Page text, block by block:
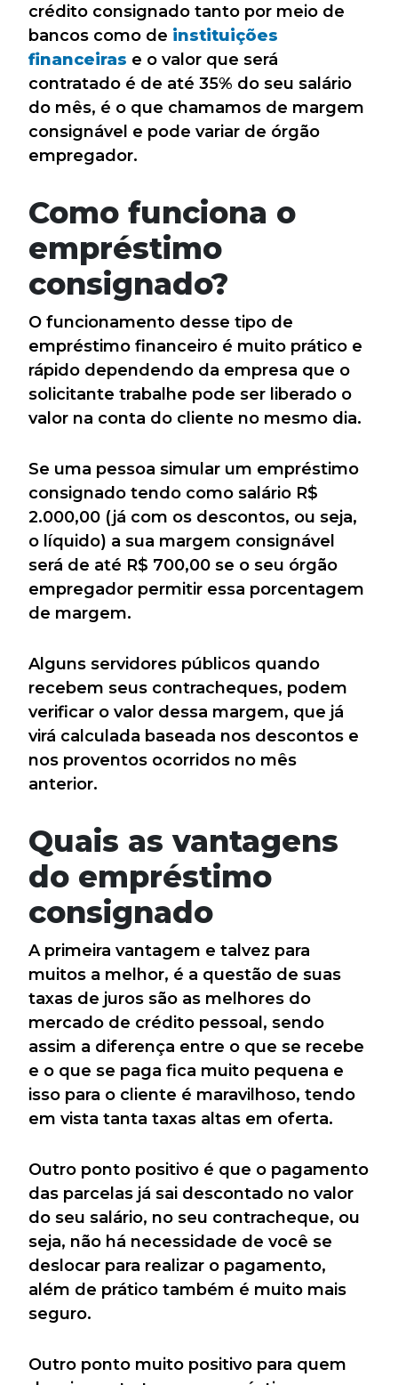
crédito consignado tanto por meio de
bancos como de instituições
financeiras e o valor que será
contratado é de até 35% do seu salário
do mês, é o que chamamos de margem
consignável e pode variar de órgão
empregador.
Como funciona o
empréstimo
consignado?
O funcionamento desse tipo de
empréstimo financeiro é muito prático e
rápido dependendo da empresa que o
solicitante trabalhe pode ser liberado o
valor na conta do cliente no mesmo dia.
Se uma pessoa simular um empréstimo
consignado tendo como salário R$
2.000,00 (já com os descontos, ou seja,
o líquido) a sua margem consignável
será de até R$ 700,00 se o seu órgão
empregador permitir essa porcentagem
de margem.
Alguns servidores públicos quando
recebem seus contracheques, podem
verificar o valor dessa margem, que já
virá calculada baseada nos descontos e
nos proventos ocorridos no mês
anterior.
Quais as vantagens
do empréstimo
consignado
A primeira vantagem e talvez para
muitos a melhor, é a questão de suas
taxas de juros são as melhores do
mercado de crédito pessoal, sendo
assim a diferença entre o que se recebe
e o que se paga fica muito pequena e
isso para o cliente é maravilhoso, tendo
em vista tanta taxas altas em oferta.
Outro ponto positivo é que o pagamento
das parcelas já sai descontado no valor
do seu salário, no seu contracheque, ou
seja, não há necessidade de você se
deslocar para realizar o pagamento,
além de prático também é muito mais
seguro.
Outro ponto muito positivo para quem